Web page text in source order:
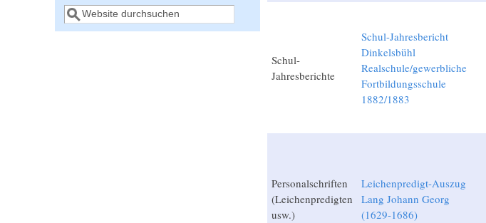
Schul-
Jahresberichte
Schul-Jahresbericht
Dinkelsbühl
Realschule/gewerbliche
Fortbildungsschule
1882/1883
Personalschriften
(Leichenpredigten
usw.)
Leichenpredigt-Auszug
Lang Johann Georg
(1629-1686)
Suche